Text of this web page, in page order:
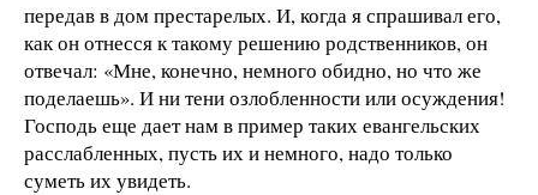
передав в дом престарелых. И, когда я спрашивал его,
как он отнесся к такому решению родственников, он
отвечал: «Мне, конечно, немного обидно, но что же
поделаешь». И ни тени озлобленности или осуждения!
Господь еще дает нам в пример таких евангельских
расслабленных, пусть их и немного, надо только
суметь их увидеть.